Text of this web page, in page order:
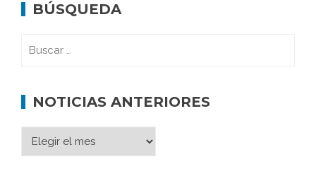
BÚSQUEDA
NOTICIAS ANTERIORES